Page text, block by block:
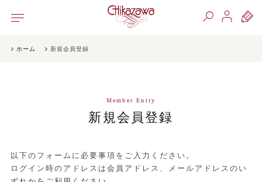
ホーム 新規会員登録
Member Entry
新規会員登録
以下のフォームに必要事項をご入力ください。
ログイン時のアドレスは会員アドレス、メールアドレスのい